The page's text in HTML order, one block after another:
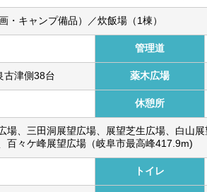
・キャンプ備品）／炊飯場（1棟）
管理道
古津側38台 薬木広場
休憩所
場、三田洞展望広場、展望芝生広場、白山
百々ケ峰展望広場（岐阜市最高峰417.9m)
トイレ